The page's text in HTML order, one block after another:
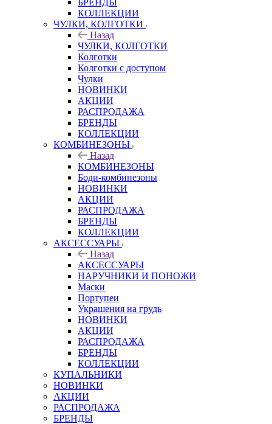
БРЕНДЫ
КОЛЛЕКЦИИ
ЧУЛКИ, КОЛГОТКИ
Назад
ЧУЛКИ, КОЛГОТКИ
Колготки
Колготки с доступом
Чулки
НОВИНКИ
АКЦИИ
РАСПРОДАЖА
БРЕНДЫ
КОЛЛЕКЦИИ
КОМБИНЕЗОНЫ
Назад
КОМБИНЕЗОНЫ
Боди-комбинезоны
НОВИНКИ
АКЦИИ
РАСПРОДАЖА
БРЕНДЫ
КОЛЛЕКЦИИ
АКСЕССУАРЫ
Назад
АКСЕССУАРЫ
НАРУЧНИКИ И ПОНОЖИ
Маски
Портупеи
Украшения на грудь
НОВИНКИ
АКЦИИ
РАСПРОДАЖА
БРЕНДЫ
КОЛЛЕКЦИИ
КУПАЛЬНИКИ
НОВИНКИ
АКЦИИ
РАСПРОДАЖА
БРЕНДЫ